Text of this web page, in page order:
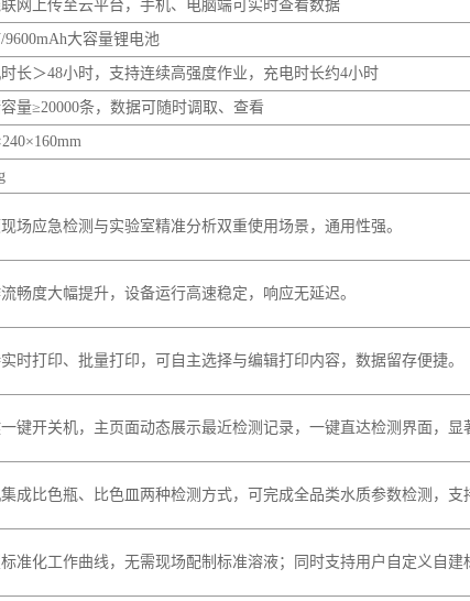
场应急检测与实验室精准分析双重使用场景，通用性强。
畅度大幅提升，设备运行高速稳定，响应无延迟。
时打印、批量打印，可自主选择与编辑打印内容，数据留存便捷。
键开关机，主页面动态展示最近检测记录，一键直达检测界面，显
成比色瓶、比色皿两种检测方式，可完成全品类水质参数检测，
准化工作曲线，无需现场配制标准溶液；同时支持用户自定义自建
两用供电，内置大容量锂电池，待机时长≥50小时，满足户外无电
检测页面内置专属二维码，扫码即可查看耗材详情、注意事项及